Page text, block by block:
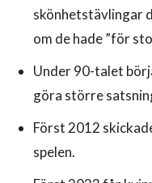
skönhetstävlingar
om de hade ”för
Under 90-talet
göra större
Först 2012
spelen.